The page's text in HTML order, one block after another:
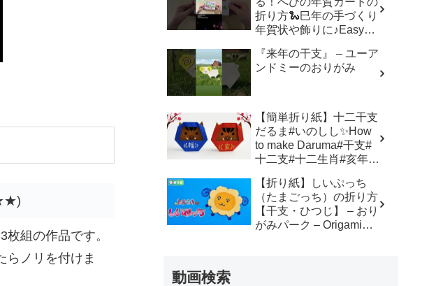
組の作品です。
らノリを付けま
折り方🐍巳年の手づくり
年賀状や飾りに♪Easy
蛇 | 종이접기 뱀#折り紙#
蛇#へび#巳年#年賀状#
『来年の干支』 – ユーア
ンドミーのおりがみ
【簡単折り紙】十二干支
だるま#いのしし✨How
to make Daruma#干支#
十二支#十二生肖#亥年#
#飾り#折り方#おりがみ
#easy#origami#摺紙#折
纸#折紙 – Origami
hana’s channel
【折り紙】しいぷっち
（たまごっち）の折り方
【干支・ひつじ】 – おり
がみパーク – Origami
動画検索